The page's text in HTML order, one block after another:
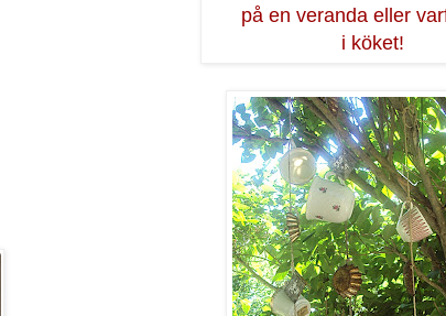
på en veranda eller
i köket!